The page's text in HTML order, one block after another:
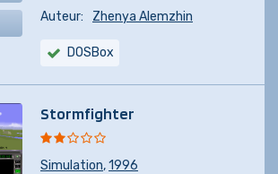
Auteur:
Zhenya Alemzhin
DOSBox
Stormfighter
Simulation,1996